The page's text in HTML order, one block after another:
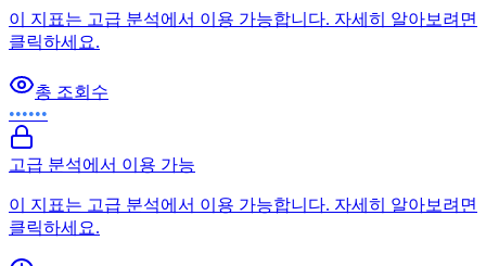
이 지표는 고급 분석에서 이용 가능합니다. 자세히 알아보려면
클릭하세요.
총 조회수
••••••
고급 분석에서 이용 가능
이 지표는 고급 분석에서 이용 가능합니다. 자세히 알아보려면
클릭하세요.